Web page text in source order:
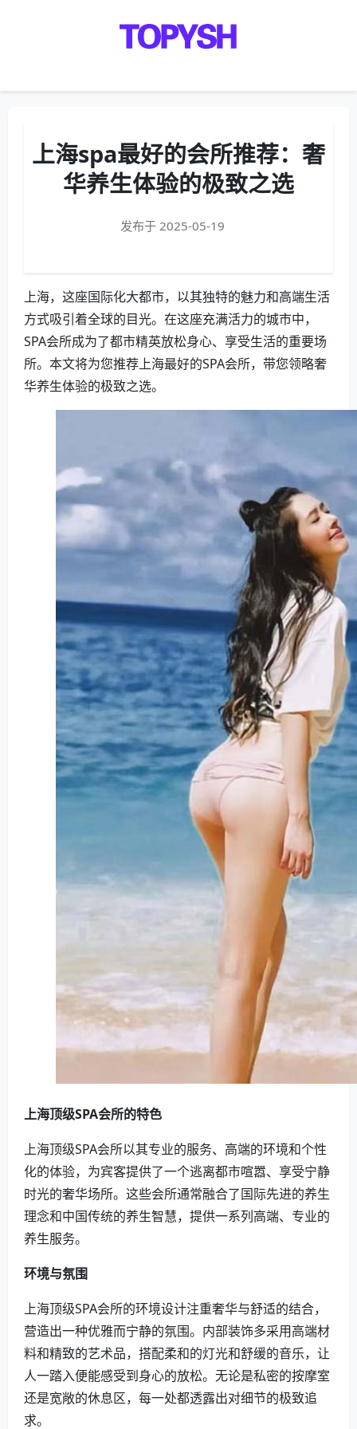
上海spa最好的会所推荐：奢
华养生体验的极致之选
发布于 2025-05-19
上海，这座国际化大都市，以其独特的魅力和高端生活
方式吸引着全球的目光。在这座充满活力的城市中，
SPA会所成为了都市精英放松身心、享受生活的重要场
所。本文将为您推荐上海最好的SPA会所，带您领略奢
华养生体验的极致之选。
上海顶级SPA会所的特色
上海顶级SPA会所以其专业的服务、高端的环境和个性
化的体验，为宾客提供了一个逃离都市喧嚣、享受宁静
时光的奢华场所。这些会所通常融合了国际先进的养生
理念和中国传统的养生智慧，提供一系列高端、专业的
养生服务。
环境与氛围
上海顶级SPA会所的环境设计注重奢华与舒适的结合，
营造出一种优雅而宁静的氛围。内部装饰多采用高端材
料和精致的艺术品，搭配柔和的灯光和舒缓的音乐，让
人一踏入便能感受到身心的放松。无论是私密的按摩室
还是宽敞的休息区，每一处都透露出对细节的极致追
求。